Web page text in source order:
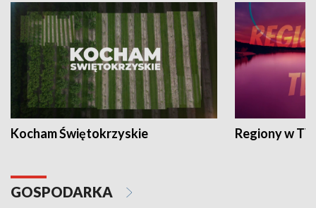
Kocham Świętokrzyskie Regiony w
GOSPODARKA